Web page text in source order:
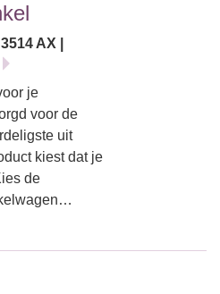
AX |
je
voor de
uit
kiest dat je
de